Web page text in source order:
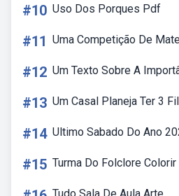
#10 Uso Dos Porques Pdf
#11 Uma Competição De
#12 Um Texto Sobre A
#13 Um Casal Planeja Ter 3
#14 Ultimo Sabado Do Ano
#15 Turma Do Folclore Colorir